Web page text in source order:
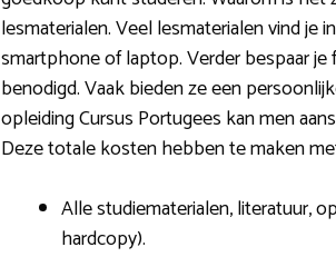
lesmaterialen. Veel lesmaterialen vind je
smartphone of laptop. Verder bespaar
benodigd. Vaak bieden ze een
opleiding Cursus Portugees kan men
Deze totale kosten hebben te maken
Alle studiematerialen, literatuur,
hardcopy).